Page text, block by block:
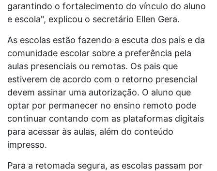
garantindo o fortalecimento do vínculo do aluno
e escola", explicou o secretário Ellen Gera.
As escolas estão fazendo a escuta dos pais e da
comunidade escolar sobre a preferência pela
aulas presenciais ou remotas. Os pais que
estiverem de acordo com o retorno presencial
devem assinar uma autorização. O aluno que
optar por permanecer no ensino remoto pode
continuar contando com as plataformas digitais
para acessar às aulas, além do conteúdo
impresso.
Para a retomada segura, as escolas passam por